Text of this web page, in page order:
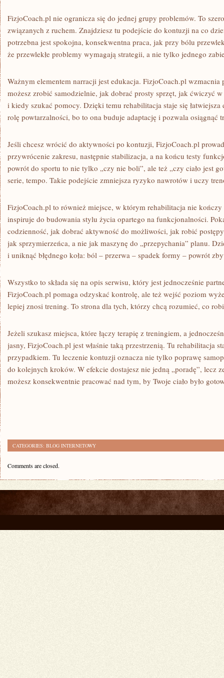
FizjoCoach.pl nie ogranicza się do jednej grupy problemów. To
związanych z ruchem. Znajdziesz tu podejście do kontuzji na co
potrzebna jest spokojna, konsekwentna praca, jak przy bólu
że przewlekłe problemy wymagają strategii, a nie tylko jednego
Ważnym elementem narracji jest edukacja. FizjoCoach.pl
możesz zrobić samodzielnie, jak dobrać prosty sprzęt, jak ćwiczyć
i kiedy szukać pomocy. Dzięki temu rehabilitacja staje się
rolę powtarzalności, bo to ona buduje adaptację i pozwala osiągnąć
Jeśli chcesz wrócić do aktywności po kontuzji, FizjoCoach.pl
przywrócenie zakresu, następnie stabilizacja, a na końcu testy
powrót do sportu to nie tylko „czy nie boli”, ale też „czy ciało jest
serie, tempo. Takie podejście zmniejsza ryzyko nawrotów i uczy
FizjoCoach.pl to również miejsce, w którym rehabilitacja nie kończy
inspiruje do budowania stylu życia opartego na funkcjonalności.
codzienność, jak dobrać aktywność do możliwości, jak robić
jak sprzymierzeńca, a nie jak maszynę do „przepychania” planu.
i uniknąć błędnego koła: ból – przerwa – spadek formy – powrót
Wszystko to składa się na opis serwisu, który jest jednocześnie
FizjoCoach.pl pomaga odzyskać kontrolę, ale też wejść poziom
lepiej znosi trening. To strona dla tych, którzy chcą rozumieć, co
Jeżeli szukasz miejsca, które łączy terapię z treningiem, a
jasny, FizjoCoach.pl jest właśnie taką przestrzenią. Tu rehabilitacja
przypadkiem. Tu leczenie kontuzji oznacza nie tylko poprawę
do kolejnych kroków. W efekcie dostajesz nie jedną „poradę”, lecz
możesz konsekwentnie pracować nad tym, by Twoje ciało było
CATEGORIES: BLOG INTERNETOWY
Comments are closed.